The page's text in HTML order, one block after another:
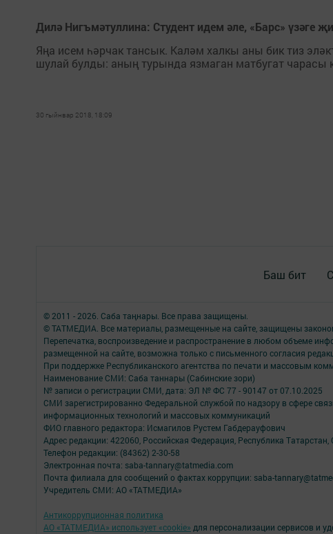
Дилә Нигъмәтуллина: Студент идем әле, «Барс» үзәге
Яңа исем һәрчак тансык. Каләм халкы аны бик тиз
шулай булды: аның турында язмаган матбугат чарасы
30 гыйнвар 2018, 18:09
Баш бит
© 2011 - 2026. Саба таңнары. Все права защищены.
© ТАТМЕДИА. Все материалы, размещенные на сайте, защищены
Перепечатка, воспроизведение и распространение в любом объеме
размещенной на сайте, возможна только с письменного согласия
При поддержке Республиканского агентства по печати и массовым
Наименование СМИ: Саба таннары (Сабинские зори)
№ записи о регистрации СМИ, дата: ЭЛ № ФС 77 - 90147 от 07.10.2025
СМИ зарегистрированно Федеральной службой по надзору в сфере
информационных технологий и массовых коммуникаций
ФИО главного редактора: Исмагилов Рустем Габдерауфович
Адрес редакции: 422060, Российская Федерация, Республика
Телефон редакции: (84362) 2-30-58
Электронная почта: saba-tannary@tatmedia.com
Почта филиала для сообщений о фактах коррупции: saba-
Учредитель СМИ: АО «ТАТМЕДИА»
Антикоррупционная политика
АО «ТАТМЕДИА» использует «cookie» для персонализации сервисов и